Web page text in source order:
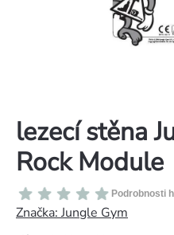
lezecí stěna
Rock Module
Průměrné
hodnocení
produktu
Podrobnosti
Značka:Jungle Gym